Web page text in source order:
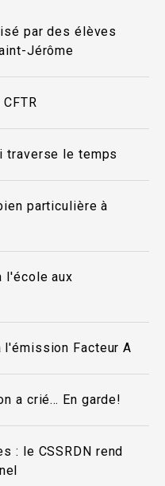
par des élèves
Jérôme
traverse le temps
particulière à
l'école aux
l'émission Facteur A
a crié… En garde!
: le CSSRDN rend